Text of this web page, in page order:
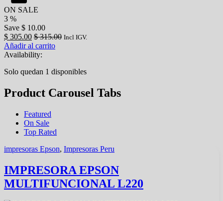
ON SALE
3 %
Save $ 10.00
$ 305.00 $315.00 Incl IGV.
Añadir al carrito
Availability:
Solo quedan 1 disponibles
Product Carousel Tabs
Featured
On Sale
Top Rated
impresoras Epson, Impresoras Peru
IMPRESORA EPSON
MULTIFUNCIONAL L220